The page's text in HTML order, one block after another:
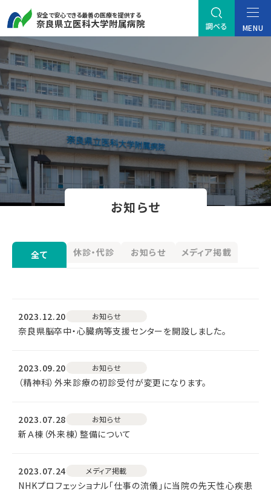
MENU
調べる
安全で安心できる最善の医療を提供する
奈良県立医科大学附属病院
お知らせ
全て 休診・代診 お知らせ メディア掲載
2023.12.20 お知らせ
奈良県脳卒中・心臓病等支援センターを開設しました。
2023.09.20 お知らせ
（精神科）外来診療の初診受付が変更になります。
2023.07.28 お知らせ
新Ａ棟（外来棟）整備について
2023.07.24 メディア掲載
NHKプロフェッショナル「仕事の流儀」に当院の先天性心疾患